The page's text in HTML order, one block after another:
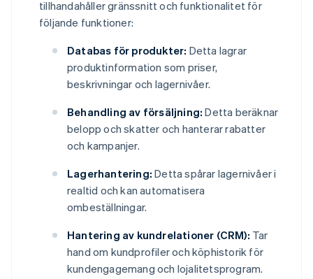
tillhandahåller gränssnitt och funktionalitet för
följande funktioner:
Databas för produkter: Detta lagrar
produktinformation som priser,
beskrivningar och lagernivåer.
Behandling av försäljning: Detta beräknar
belopp och skatter och hanterar rabatter
och kampanjer.
Lagerhantering: Detta spårar lagernivåer i
realtid och kan automatisera
ombeställningar.
Hantering av kundrelationer (CRM): Tar
hand om kundprofiler och köphistorik för
kundengagemang och lojalitetsprogram.